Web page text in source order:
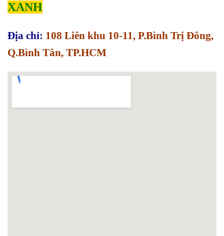
XANH
Địa chỉ: 108 Liên khu 10-11, P.Bình Trị Đông,
Q.Bình Tân, TP.HCM